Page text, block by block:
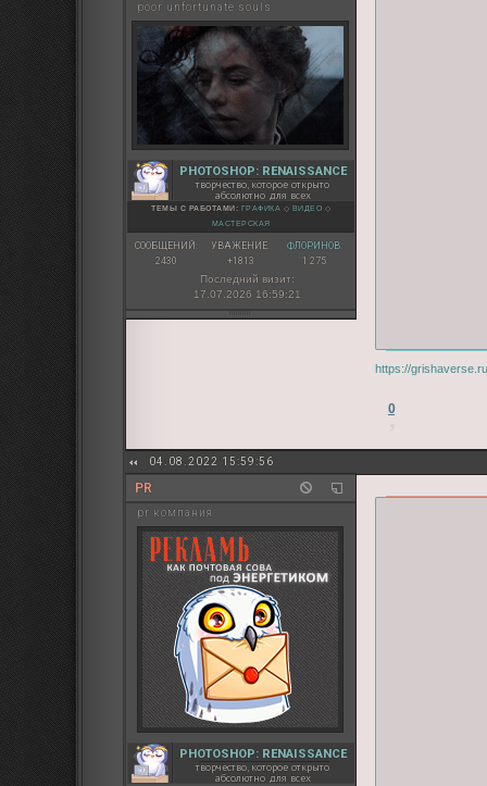
poor unfortunate souls
PHOTOSHOP: RENAISSANCE
творчество, которое открыто
абсолютно для всех
ТЕМЫ С РАБОТАМИ: ГРАФИКА ◇ ВИДЕО ◇
МАСТЕРСКАЯ
СООБЩЕНИЙ:
2430
УВАЖЕНИЕ:
+1813
ФЛОРИНОВ:
1 275
Последний визит:
17.07.2026 16:59:21
https://
0
04.08.2022 15:59:56
PR
pr компания
PHOTOSHOP: RENAISSANCE
творчество, которое открыто
абсолютно для всех